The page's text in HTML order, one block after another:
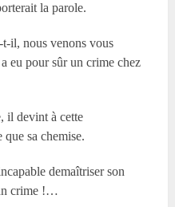
la parole.
il, nous venons vous
eu pour sûr un crime chez
il devint à cette
sa chemise.
demaîtriser son
crime !…